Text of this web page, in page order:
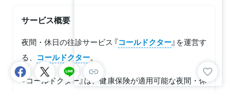
サービス概要
夜間・休日の往診サービス『コールドクター』を運営す
る、 コールドクター。
『コールドクター』は、健康保険が適用可能な夜間・休